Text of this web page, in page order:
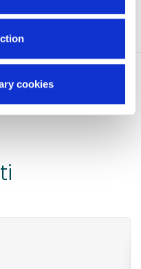
cookies